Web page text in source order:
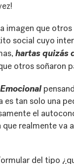
imagen que
social cuyo
hartas quizás
otros soñaron
es tan solo una
el
realmente va
del tipo